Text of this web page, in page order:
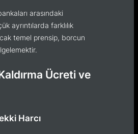
arasındaki
ayrıntılarda farklılık
temel prensip, borcun
Ücreti ve
Harcı